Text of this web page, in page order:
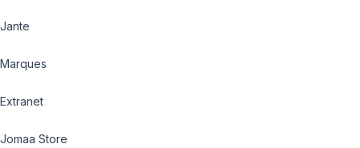
Jante
Marques
Extranet
Jomaa Store